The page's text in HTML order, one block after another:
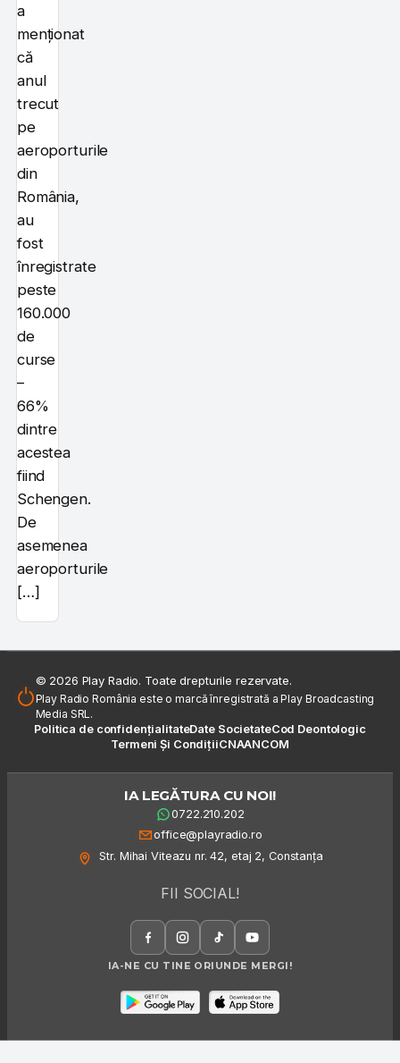
a
menționat
că
anul
trecut
pe
aeroporturile
din
România,
au
fost
înregistrate
peste
160.000
de
curse
–
66%
dintre
acestea
fiind
Schengen.
De
asemenea
aeroporturile
[…]
© 2026 Play Radio. Toate drepturile rezervate.
Play Radio România este o marcă înregistrată a Play Broadcasting
Media SRL.
Politica de confidențialitateDate SocietateCod Deontologic
Termeni Și CondițiiCNAANCOM
IA LEGĂTURA CU NOI!
0722.210.202
office@playradio.ro
Str. Mihai Viteazu nr. 42, etaj 2, Constanța
FII SOCIAL!
IA-NE CU TINE ORIUNDE MERGI!